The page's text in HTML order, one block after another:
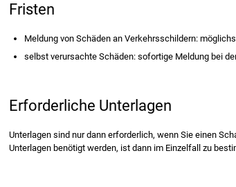
Fristen
Meldung von Schäden an Verkehrsschildern:
selbst verursachte Schäden: sofortige Meldung bei
Erforderliche Unterlagen
Unterlagen sind nur dann erforderlich, wenn Sie einen
Unterlagen benötigt werden, ist dann im Einzelfall zu